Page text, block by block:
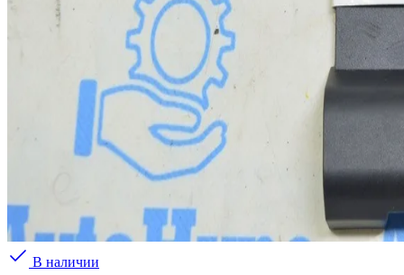
В наличии